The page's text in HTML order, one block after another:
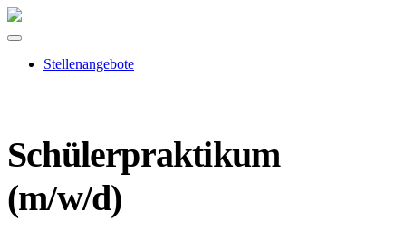
Stellenangebote
Schülerpraktikum
(m/w/d)